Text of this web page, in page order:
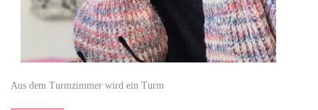
Aus dem Turmzimmer wird ein Turm